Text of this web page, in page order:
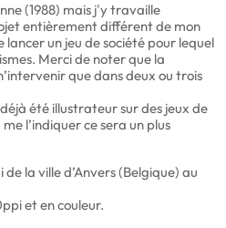
(1988) mais j'y travaille
entièrement différent de mon
un jeu de société pour lequel
Merci de noter que la
que dans deux ou trois
été illustrateur sur des jeux de
l’indiquer ce sera un plus
de la ville d’Anvers (Belgique) au
et en couleur.